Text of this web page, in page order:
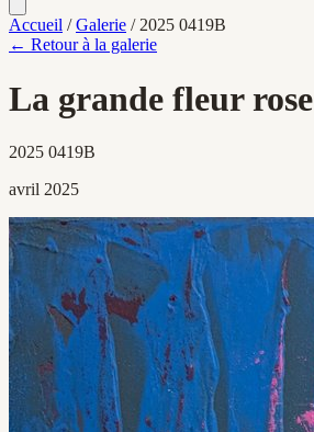
Accueil / Galerie / 2025 0419B
← Retour à la galerie
La grande fleur rose
2025 0419B
avril 2025